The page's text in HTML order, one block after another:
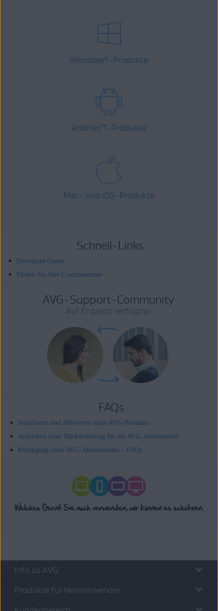
Windows® -Produkte
Android™-Produkte
Mac- und iOS-Produkte
Schnell-Links
Download-Center
Finden Sie Ihre Lizenznummer
AVG-Support-Community
Auf Englisch verfügbar
FAQs
Installieren und Aktivieren eines AVG-Produkts
Anfordern einer Rückerstattung für ein AVG-Abonnement
Kündigung eines AVG-Abonnements – FAQs
Info zu AVG
Produkte für Heimanwender